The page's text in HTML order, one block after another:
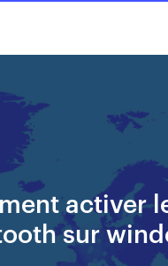
activer
sur